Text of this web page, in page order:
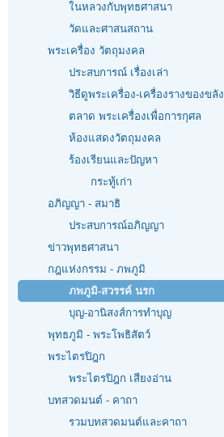
ในหลวงกับพุทธศาสนา
วัดและศาสนสถาน
พระเครื่อง วัตถุมงคล
ประสบการณ์ เรื่องเล่า
วิธีดูพระเครื่อง-เครื่องรางของขลัง
ตลาด พระเครื่องเพื่อการกุศล
ห้องแสดงวัตถุมงคล
ร้องเรียนและปัญหา
กระทู้เก่า
อภิญญา - สมาธิ
ประสบการณ์อภิญญา
ข่าวพุทธศาสนา
กฎแห่งกรรม - ภพภูมิ
ภพภูมิ-สวรรค์ นรก
บุญ-อานิสงส์การทำบุญ
พุทธภูมิ - พระโพธิสัตว์
พระไตรปิฎก
พระไตรปิฎก เสียงอ่าน
บทสวดมนต์ - คาถา
รวมบทสวดมนต์และคาถา